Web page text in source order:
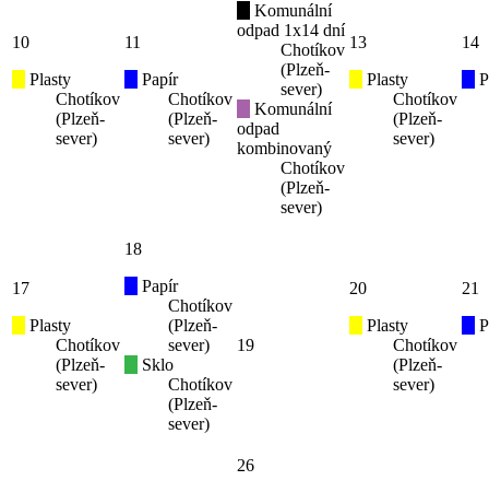
10
Plasty
Chotíkov
(Plzeň-
sever)
11
Papír
Chotíkov
(Plzeň-
sever)
Komunální
odpad 1x14 dní
Chotíkov
(Plzeň-
sever)
Komunální
odpad
kombinovaný
Chotíkov
(Plzeň-
sever)
13
Plasty
Chotíkov
(Plzeň-
sever)
14
17
Plasty
Chotíkov
(Plzeň-
sever)
18
Papír
Chotíkov
(Plzeň-
sever)
Sklo
Chotíkov
(Plzeň-
sever)
19
20
Plasty
Chotíkov
(Plzeň-
sever)
21
26